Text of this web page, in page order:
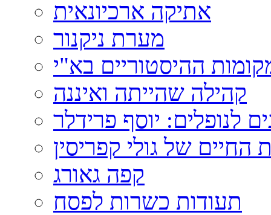
אתיקה ארכיונאית
מערת ניקנור
ההיסטוריים בא"י
קהילה שהייתה ואיננה
לנופלים: יוסף פרידלר
החיים של גולי קפריסין
קפה גאורג
תעודות כשרות לפסח